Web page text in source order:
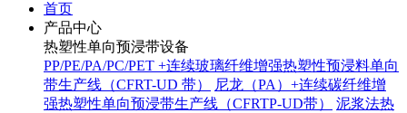
首页
产品中心
热塑性单向预浸带设备
PP/PE/PA/PC/PET +连续玻璃纤维增强热塑性预浸料单向
带生产线（CFRT-UD 带）
尼龙（PA）+连续碳纤维增
强热塑性单向预浸带生产线（CFRTP-UD带）
泥浆法热